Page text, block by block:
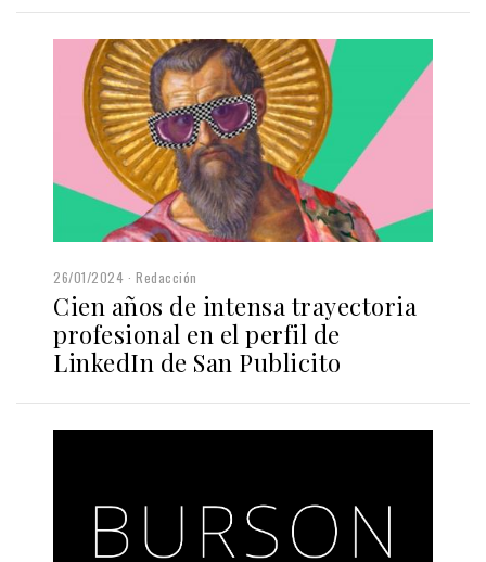
26/01/2024 Redacción
Cien años de intensa trayectoria
profesional en el perfil de
LinkedIn de San Publicito